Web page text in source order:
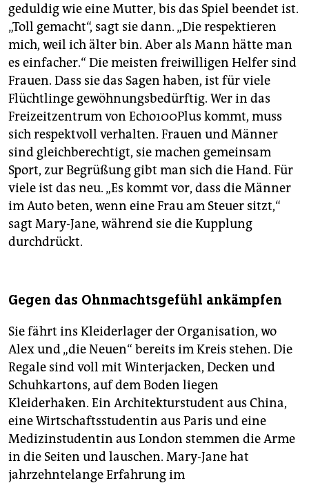
geduldig wie eine Mutter, bis das Spiel beendet ist.
„Toll gemacht“, sagt sie dann. „Die respektieren
mich, weil ich älter bin. Aber als Mann hätte man
es einfacher.“ Die meisten freiwilligen Helfer sind
Frauen. Dass sie das Sagen haben, ist für viele
Flüchtlinge gewöhnungsbedürftig. Wer in das
Freizeitzentrum von Echo100Plus kommt, muss
sich respektvoll verhalten. Frauen und Männer
sind gleichberechtigt, sie machen gemeinsam
Sport, zur Begrüßung gibt man sich die Hand. Für
viele ist das neu. „Es kommt vor, dass die Männer
im Auto beten, wenn eine Frau am Steuer sitzt,“
sagt Mary-Jane, während sie die Kupplung
durchdrückt.
Gegen das Ohnmachtsgefühl ankämpfen
Sie fährt ins Kleiderlager der Organisation, wo
Alex und „die Neuen“ bereits im Kreis stehen. Die
Regale sind voll mit Winterjacken, Decken und
Schuhkartons, auf dem Boden liegen
Kleiderhaken. Ein Architekturstudent aus China,
eine Wirtschaftsstudentin aus Paris und eine
Medizinstudentin aus London stemmen die Arme
in die Seiten und lauschen. Mary-Jane hat
jahrzehntelange Erfahrung im